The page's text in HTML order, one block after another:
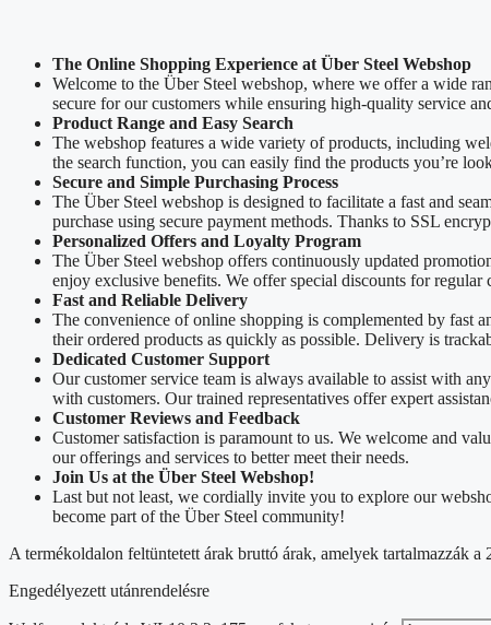
The Online Shopping Experience at Über Steel Webshop
Welcome to the Über Steel webshop, where we offer a wide
secure for our customers while ensuring high-quality service
Product Range and Easy Search
The webshop features a wide variety of products, including
the search function, you can easily find the products you’re
Secure and Simple Purchasing Process
The Über Steel webshop is designed to facilitate a fast and
purchase using secure payment methods. Thanks to SSL
Personalized Offers and Loyalty Program
The Über Steel webshop offers continuously updated
enjoy exclusive benefits. We offer special discounts for regular
Fast and Reliable Delivery
The convenience of online shopping is complemented by fast
their ordered products as quickly as possible. Delivery is
Dedicated Customer Support
Our customer service team is always available to assist with
with customers. Our trained representatives offer expert
Customer Reviews and Feedback
Customer satisfaction is paramount to us. We welcome and
our offerings and services to better meet their needs.
Join Us at the Über Steel Webshop!
Last but not least, we cordially invite you to explore our
become part of the Über Steel community!
A termékoldalon feltüntetett árak bruttó árak, amelyek tartalmazzák a
Engedélyezett utánrendelésre